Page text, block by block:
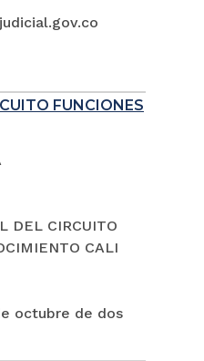
FUNCIONES
DEL CIRCUITO
CALI
octubre de dos